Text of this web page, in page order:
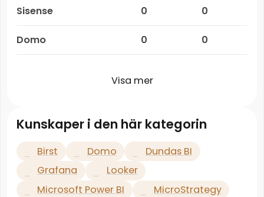
Sisense 0 0
Domo 0 0
Visa mer
Kunskaper i den här kategorin
Birst Domo
Dundas BI
Grafana
Looker
Microsoft Power BI
MicroStrategy